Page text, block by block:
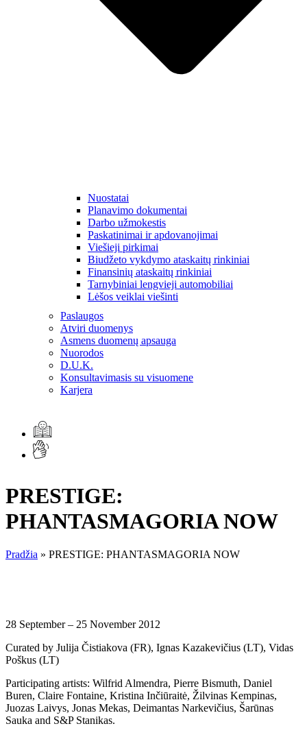
Nuostatai
Planavimo dokumentai
Darbo užmokestis
Paskatinimai ir apdovanojimai
Viešieji pirkimai
Biudžeto vykdymo ataskaitų rinkiniai
Finansinių ataskaitų rinkiniai
Tarnybiniai lengvieji automobiliai
Lėšos veiklai viešinti
Paslaugos
Atviri duomenys
Asmens duomenų apsauga
Nuorodos
D.U.K.
Konsultavimasis su visuomene
Karjera
PRESTIGE:
PHANTASMAGORIA NOW
Pradžia » PRESTIGE: PHANTASMAGORIA NOW
28 September – 25 November 2012
Curated by Julija Čistiakova (FR), Ignas Kazakevičius (LT), Vidas
Poškus (LT)
Participating artists: Wilfrid Almendra, Pierre Bismuth, Daniel
Buren, Claire Fontaine, Kristina Inčiūraitė, Žilvinas Kempinas,
Juozas Laivys, Jonas Mekas, Deimantas Narkevičius, Šarūnas
Sauka and S&P Stanikas.